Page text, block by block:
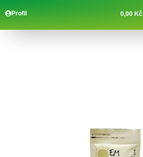
0,00 Kč
Profil